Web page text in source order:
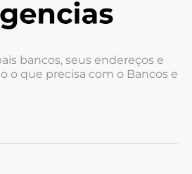
bancos, seus endereços e
o que precisa com o Bancos e